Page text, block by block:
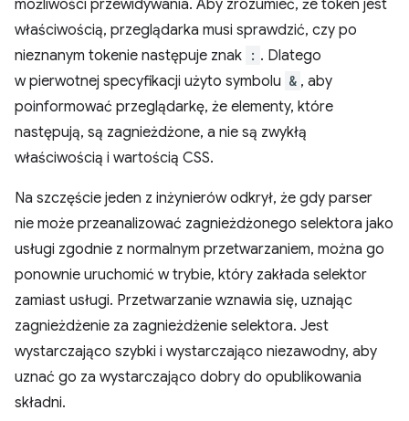
możliwości przewidywania. Aby zrozumieć, że token jest
właściwością, przeglądarka musi sprawdzić, czy po
nieznanym tokenie następuje znak : . Dlatego
w pierwotnej specyfikacji użyto symbolu & , aby
poinformować przeglądarkę, że elementy, które
następują, są zagnieżdżone, a nie są zwykłą
właściwością i wartością CSS.
Na szczęście jeden z inżynierów odkrył, że gdy parser
nie może przeanalizować zagnieżdżonego selektora jako
usługi zgodnie z normalnym przetwarzaniem, można go
ponownie uruchomić w trybie, który zakłada selektor
zamiast usługi. Przetwarzanie wznawia się, uznając
zagnieżdżenie za zagnieżdżenie selektora. Jest
wystarczająco szybki i wystarczająco niezawodny, aby
uznać go za wystarczająco dobry do opublikowania
składni.